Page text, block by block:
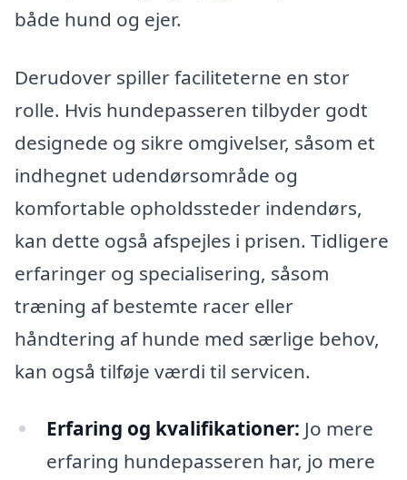
både hund og ejer.
Derudover spiller faciliteterne en stor
rolle. Hvis hundepasseren tilbyder godt
designede og sikre omgivelser, såsom et
indhegnet udendørsområde og
komfortable opholdssteder indendørs,
kan dette også afspejles i prisen. Tidligere
erfaringer og specialisering, såsom
træning af bestemte racer eller
håndtering af hunde med særlige behov,
kan også tilføje værdi til servicen.
Erfaring og kvalifikationer: Jo mere
erfaring hundepasseren har, jo mere